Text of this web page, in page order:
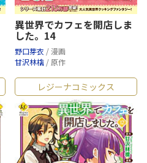
異世界でカフェを開店しま
した。14
野口芽衣 / 漫画
甘沢林檎 / 原作
レジーナコミックス